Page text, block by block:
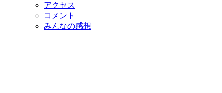
アクセス
コメント
みんなの感想